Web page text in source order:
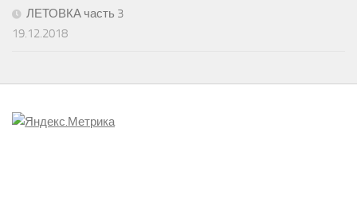
ЛЕТОВКА часть 3
19.12.2018